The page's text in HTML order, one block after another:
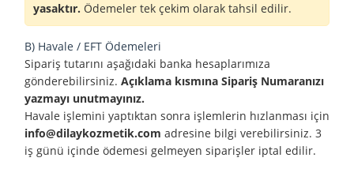
yasaktır. Ödemeler tek çekim olarak tahsil edilir.
B) Havale / EFT Ödemeleri
Sipariş tutarını aşağıdaki banka hesaplarımıza
gönderebilirsiniz. Açıklama kısmına Sipariş Numaranızı
yazmayı unutmayınız.
Havale işlemini yaptıktan sonra işlemlerin hızlanması için
info@dilaykozmetik.com adresine bilgi verebilirsiniz. 3
iş günü içinde ödemesi gelmeyen siparişler iptal edilir.